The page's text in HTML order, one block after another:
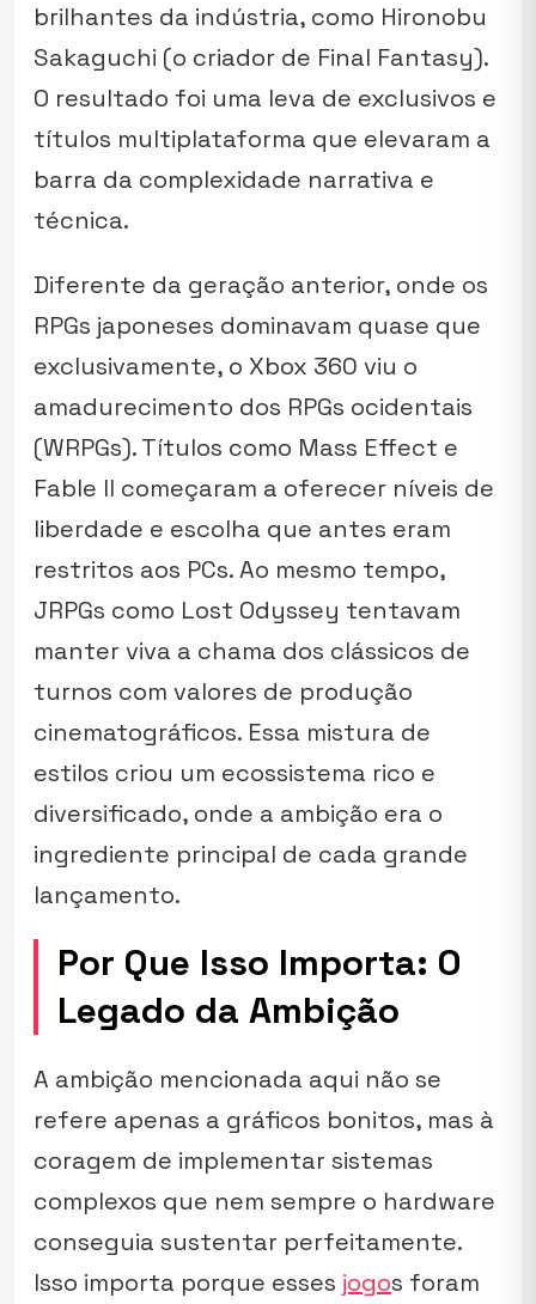
brilhantes da indústria, como Hironobu
Sakaguchi (o criador de Final Fantasy).
O resultado foi uma leva de exclusivos e
títulos multiplataforma que elevaram a
barra da complexidade narrativa e
técnica.
Diferente da geração anterior, onde os
RPGs japoneses dominavam quase que
exclusivamente, o Xbox 360 viu o
amadurecimento dos RPGs ocidentais
(WRPGs). Títulos como Mass Effect e
Fable II começaram a oferecer níveis de
liberdade e escolha que antes eram
restritos aos PCs. Ao mesmo tempo,
JRPGs como Lost Odyssey tentavam
manter viva a chama dos clássicos de
turnos com valores de produção
cinematográficos. Essa mistura de
estilos criou um ecossistema rico e
diversificado, onde a ambição era o
ingrediente principal de cada grande
lançamento.
Por Que Isso Importa: O
Legado da Ambição
A ambição mencionada aqui não se
refere apenas a gráficos bonitos, mas à
coragem de implementar sistemas
complexos que nem sempre o hardware
conseguia sustentar perfeitamente.
Isso importa porque esses jogos foram